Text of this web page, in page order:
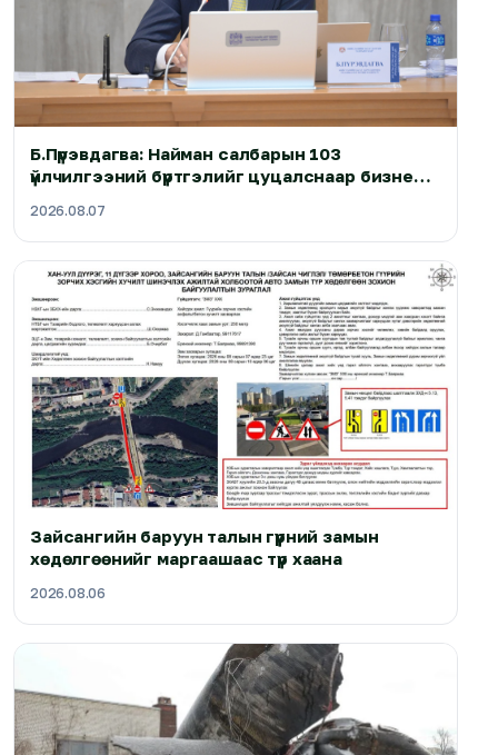
Б.Пүрэвдагва: Найман салбарын 103
үйлчилгээний бүртгэлийг цуцалснаар бизнес
2026.08.07
Зайсангийн баруун талын гүүрний замын
хөдөлгөөнийг маргаашаас түр хаана
2026.08.06